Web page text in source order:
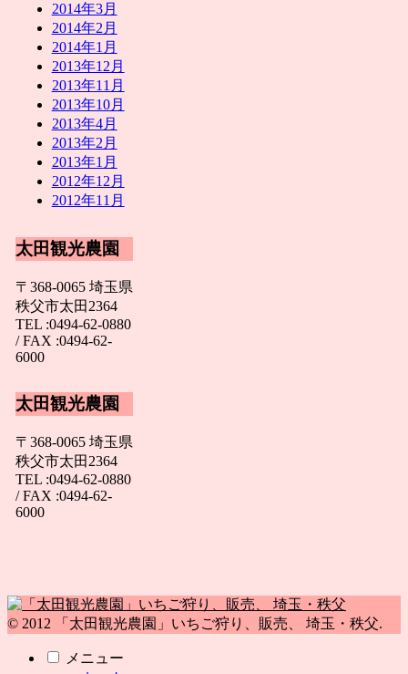
2014年3月
2014年2月
2014年1月
2013年12月
2013年11月
2013年10月
2013年4月
2013年2月
2013年1月
2012年12月
2012年11月
太田観光農園
〒368-0065 埼玉県
秩父市太田2364
TEL :0494-62-0880
/ FAX :0494-62-
6000
太田観光農園
〒368-0065 埼玉県
秩父市太田2364
TEL :0494-62-0880
/ FAX :0494-62-
6000
© 2012 「太田観光農園」いちご狩り、販売、 埼玉・秩父.
メニュー